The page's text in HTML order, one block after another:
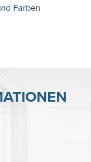
Farben